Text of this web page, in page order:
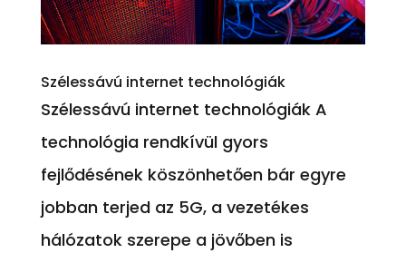
Szélessávú internet technológiák
Szélessávú internet technológiák A
technológia rendkívül gyors
fejlődésének köszönhetően bár egyre
jobban terjed az 5G, a vezetékes
hálózatok szerepe a jövőben is